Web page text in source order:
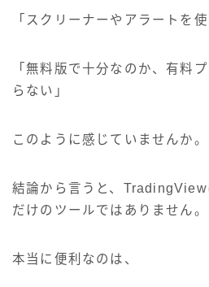
「スクリーナーやアラートを
「無料版で十分なのか、有料
らない」
このように感じていませんか。
結論から言うと、
だけのツールではありません。
本当に便利なのは、